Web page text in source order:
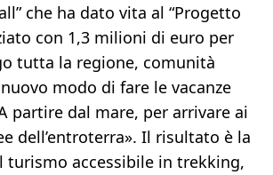
che ha dato vita al “Progetto
con 1,3 milioni di euro per
tutta la regione, comunità
modo di fare le vacanze
partire dal mare, per arrivare ai
dell’entroterra». Il risultato è la
turismo accessibile in trekking,